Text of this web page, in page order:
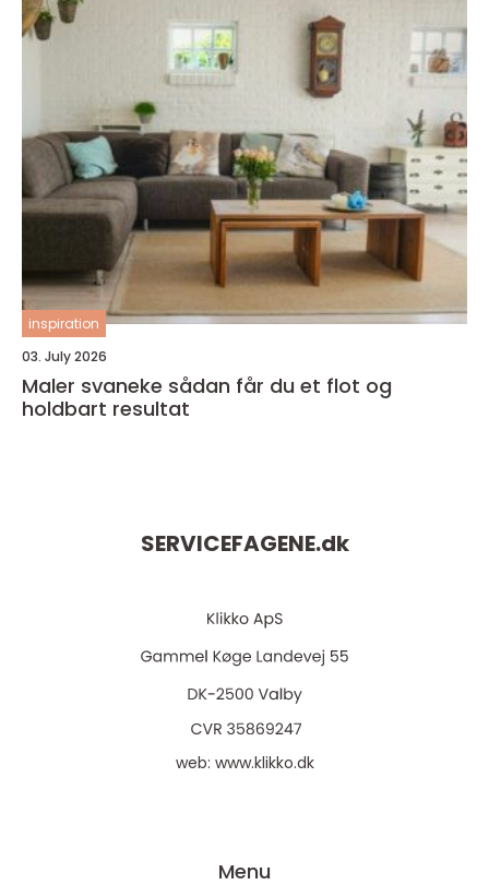
inspiration
03. July 2026
Maler svaneke sådan får du et flot og
holdbart resultat
SERVICEFAGENE.dk
web: www.klikko.dk
Menu